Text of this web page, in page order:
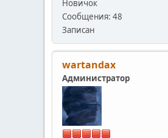
Новичок
Сообщения: 48
Записан
wartandax
Администратор